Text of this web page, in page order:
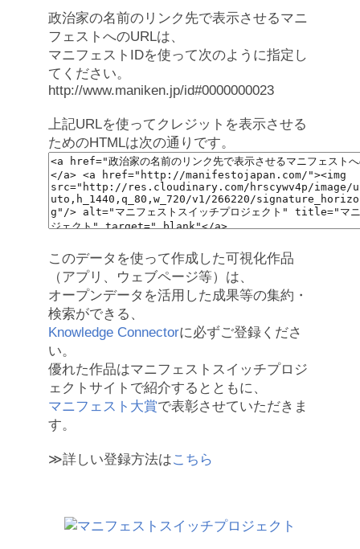
政治家の名前のリンク先で表示させるマニ
フェストへのURLは、
マニフェストIDを使って次のように指定し
てください。
http://www.maniken.jp/id#0000000023
上記URLを使ってクレジットを表示させる
ためのHTMLは次の通りです。
このデータを使って作成した可視化作品
（アプリ、ウェブページ等）は、
オープンデータを活用した成果等の集約・
検索ができる、
Knowledge Connectorに必ずご登録くださ
い。
優れた作品はマニフェストスイッチプロジ
ェクトサイトで紹介するとともに、
マニフェスト大賞で表彰させていただきま
す。
≫詳しい登録方法はこちら